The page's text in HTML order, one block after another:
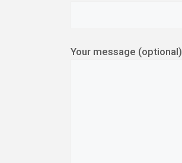
Your message (optional)